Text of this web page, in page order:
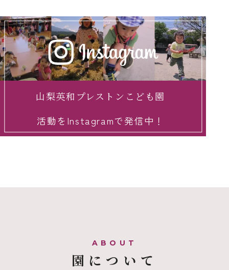
山梨英和プレストンこども園
活動をInstagramで発信中！
園について